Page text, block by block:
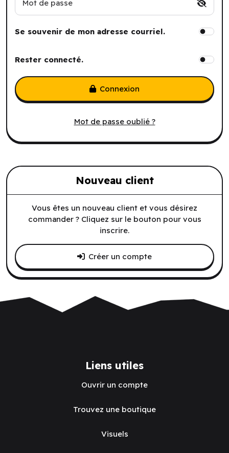
Mot de passe
Se souvenir de mon adresse courriel.
Rester connecté.
Mot de passe oublié ?
Connexion
Nouveau client
Vous êtes un nouveau client et vous désirez
commander ? Cliquez sur le bouton pour vous
inscrire.
Créer un compte
Liens utiles
Ouvrir un compte
Trouvez une boutique
Visuels